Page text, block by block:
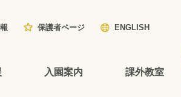
保護者ページ ENGLISH
入園案内 課外教室